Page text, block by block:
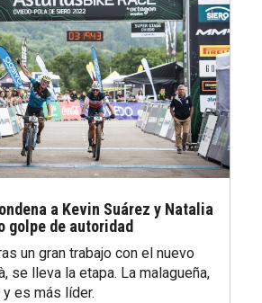
a Kevin Suárez y Natalia
golpe de autoridad
un gran trabajo con el nuevo
se lleva la etapa. La malagueña,
es más líder.